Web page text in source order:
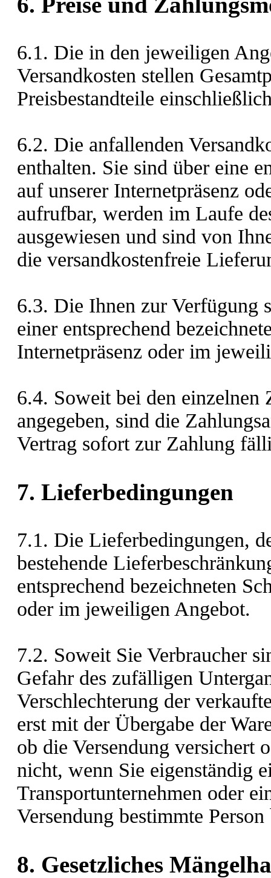
6.1. Die in den jeweiligen
Versandkosten stellen
Preisbestandteile
6.2. Die anfallenden
enthalten. Sie sind über eine
auf unserer Internetpräsenz
aufrufbar, werden im Laufe
ausgewiesen und sind von
die versandkostenfreie
6.3. Die Ihnen zur Verfügung
einer entsprechend
Internetpräsenz oder im
6.4. Soweit bei den einzelnen
angegeben, sind die
Vertrag sofort zur Zahlung
7. Lieferbedingungen
7.1. Die Lieferbedingungen,
bestehende
entsprechend bezeichneten
oder im jeweiligen Angebot.
7.2. Soweit Sie Verbraucher
Gefahr des zufälligen
Verschlechterung der
erst mit der Übergabe der
ob die Versendung versichert
nicht, wenn Sie eigenständig
Transportunternehmen oder
Versendung bestimmte
8. Gesetzliches